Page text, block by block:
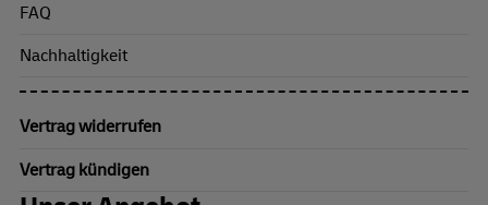
FAQ
Nachhaltigkeit
Vertrag widerrufen
Vertrag kündigen